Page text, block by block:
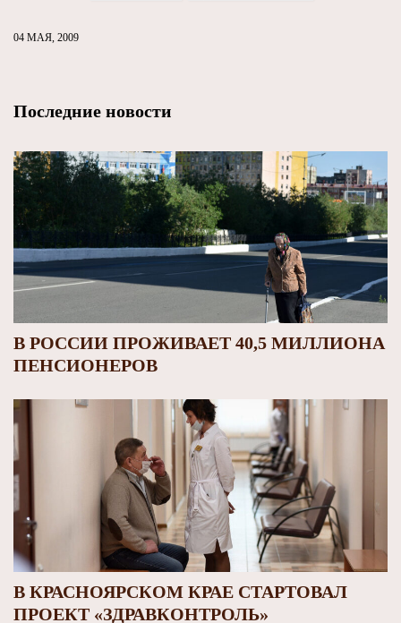
04 МАЯ, 2009
Последние новости
В РОССИИ ПРОЖИВАЕТ 40,5 МИЛЛИОНА
ПЕНСИОНЕРОВ
В КРАСНОЯРСКОМ КРАЕ СТАРТОВАЛ
ПРОЕКТ «ЗДРАВКОНТРОЛЬ»